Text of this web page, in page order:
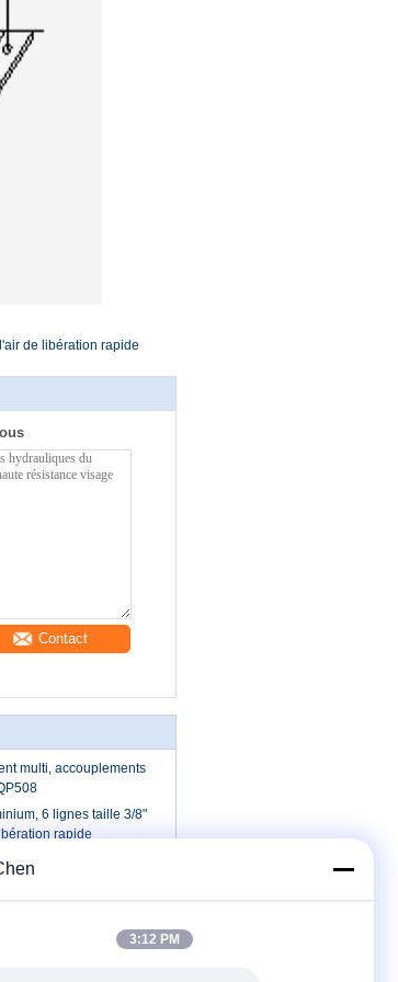
de libération rapide
Contact
multi, accouplements
6 lignes taille 3/8"
rapide
multi hydraulique de
QP206 de coupleur
vient
CR3
Contactez-nous
3:12 PM